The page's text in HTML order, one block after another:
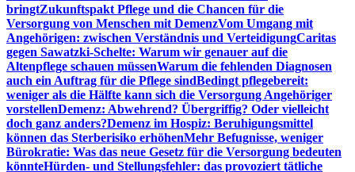
bringtZukunftspakt Pflege und die Chancen für die
Versorgung von Menschen mit DemenzVom Umgang mit
Angehörigen: zwischen Verständnis und VerteidigungCaritas
gegen Sawatzki-Schelte: Warum wir genauer auf die
Altenpflege schauen müssenWarum die fehlenden Diagnosen
auch ein Auftrag für die Pflege sindBedingt pflegebereit:
weniger als die Hälfte kann sich die Versorgung Angehöriger
vorstellenDemenz: Abwehrend? Übergriffig? Oder vielleicht
doch ganz anders?Demenz im Hospiz: Beruhigungsmittel
können das Sterberisiko erhöhenMehr Befugnisse, weniger
Bürokratie: Was das neue Gesetz für die Versorgung bedeuten
könnteHürden- und Stellungsfehler: das provoziert tätliche